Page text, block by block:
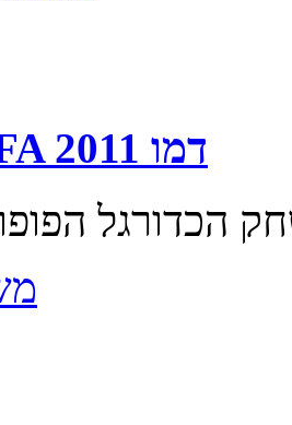
פיפא FIFA 2011 דמו